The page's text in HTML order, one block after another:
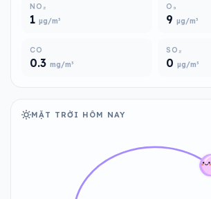
NO₂
1 µg/m³
O₃
9 µg/m³
CO
0.3 mg/m³
SO₂
0 µg/m³
MẶT TRỜI HÔM NAY